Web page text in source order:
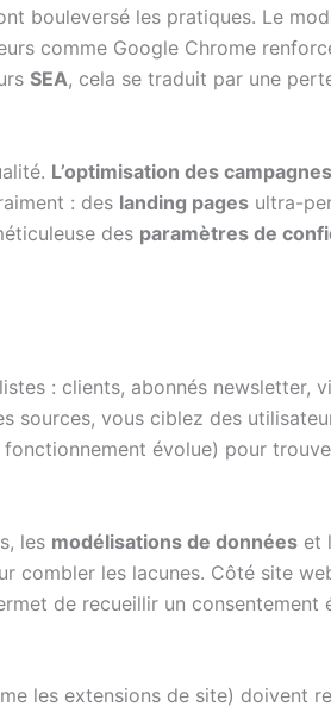
bouleversé les pratiques. Le
comme Google Chrome
SEA, cela se traduit par une
L’optimisation des
: des landing pages ultra-
des paramètres de
: clients, abonnés newsletter,
sources, vous ciblez des
fonctionnement évolue) pour
les modélisations de données et
combler les lacunes. Côté site
de recueillir un consentement
les extensions de site) doivent